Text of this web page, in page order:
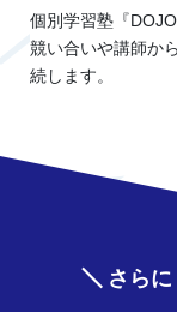
個別学習塾『
競い合いや講師か
続します。
さら